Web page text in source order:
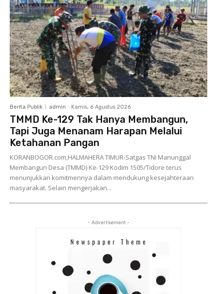
Berita Publik admin - Kamis, 6 Agustus 2026
TMMD Ke-129 Tak Hanya Membangun,
Tapi Juga Menanam Harapan Melalui
Ketahanan Pangan
KORANBOGOR.com,HALMAHERA TIMUR-Satgas TNI Manunggal
Membangun Desa (TMMD) Ke-129 Kodim 1505/Tidore terus
menunjukkan komitmennya dalam mendukung kesejahteraan
masyarakat. Selain mengerjakan...
- Advertisement -